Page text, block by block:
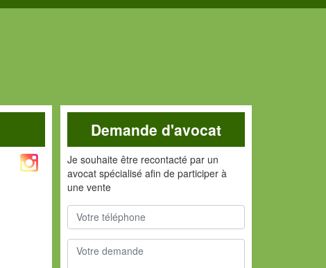
Demande d'avocat
Je souhaite être recontacté par un
avocat spécialisé afin de participer à
une vente